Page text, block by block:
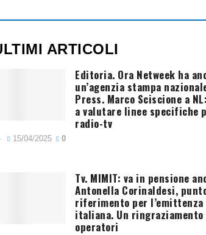
ARTICOLI
Editoria. Ora Netweek ha
un’agenzia stampa
Press. Marco Sciscione a
a valutare linee specifiche
radio-tv
15/04/2025 0
Tv. MIMIT: va in pensione
Antonella Corinaldesi,
riferimento per
italiana. Un
operatori